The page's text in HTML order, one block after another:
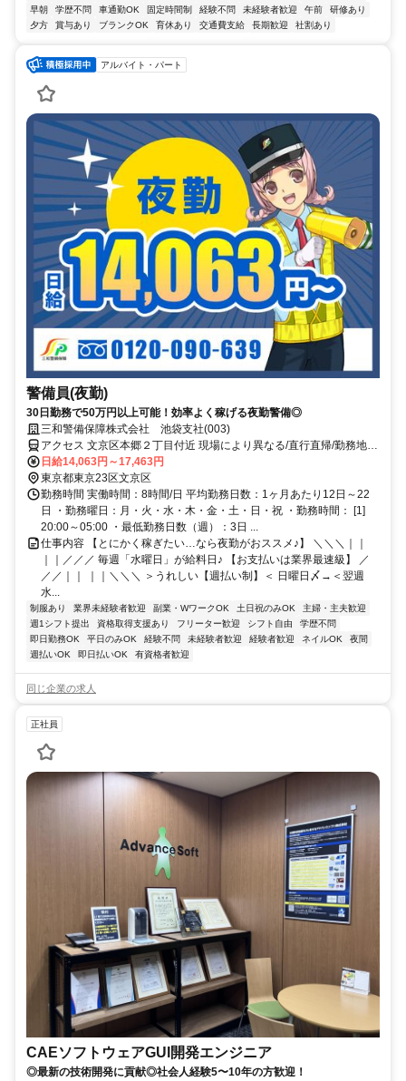
早朝
学歴不問 車通勤OK 固定時間制 経験不問 未経験者歓迎 午前
研修あり
夕方
賞与あり ブランクOK 育休あり 交通費支給 長期歓迎 社割あり
アルバイト・パート
警備員(夜勤)
30日勤務で50万円以上可能！効率よく稼げる夜勤警備◎
三和警備保障株式会社 池袋支社(003)
アクセス 文京区本郷２丁目付近 現場により異なる/直行直帰/勤務地相
談可 ■電話面接■来社不要■即日勤務
日給14,063円～17,463円
東京都東京23区文京区
勤務時間 実働時間：8時間/日 平均勤務日数：1ヶ月あたり12日～22
日 ・勤務曜日：月・火・水・木・金・土・日・祝 ・勤務時間： [1]
20:00～05:00 ・最低勤務日数（週）：3日 ...
仕事内容 【とにかく稼ぎたい…なら夜勤がおススメ♪】 ＼＼＼｜｜
｜｜／／／ 毎週「水曜日」が給料日♪ 【お支払いは業界最速級】 ／
／／｜｜ ｜｜＼＼＼ ＞うれしい【週払い制】＜ 日曜日〆→＜翌週
水...
制服あり 業界未経験者歓迎 副業・WワークOK 土日祝のみOK
主婦・主夫歓迎
週1シフト提出
資格取得支援あり フリーター歓迎 シフト自由
学歴不問
即日勤務OK
平日のみOK 経験不問 未経験者歓迎 経験者歓迎 ネイルOK
夜間
週払いOK
即日払いOK 有資格者歓迎
同じ企業の求人
正社員
CAEソフトウェアGUI開発エンジニア
◎最新の技術開発に貢献◎社会人経験5〜10年の方歓迎！